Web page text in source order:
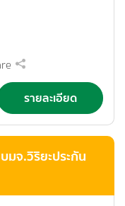
รายละเอียด
มจ.วิริยะประกัน